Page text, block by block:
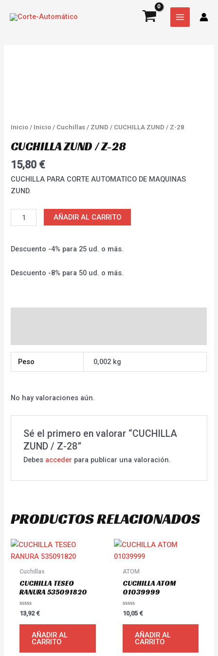
MAIN
MENU
Inicio / Inicio / Cuchillas / ZUND / CUCHILLA ZUND / Z-28
CUCHILLA ZUND / Z-28
15,80 €
CUCHILLA PARA CORTE AUTOMATICO DE MAQUINAS
ZUND.
AÑADIR AL CARRITO
Descuento -4% para 25 ud. o más.
Descuento -8% para 50 ud. o más.
Peso 0,002 kg
No hay valoraciones aún.
Sé el primero en valorar “CUCHILLA
ZUND / Z-28”
Debes acceder para publicar una valoración.
PRODUCTOS RELACIONADOS
Cuchillas
CUCHILLA TESEO
RANURA 535091820
Valorado
con
0
13,92€
AÑADIR AL
CARRITO
ATOM
CUCHILLA ATOM
01039999
Valorado
con
0
10,05 €
AÑADIR AL
CARRITO
Z-
28